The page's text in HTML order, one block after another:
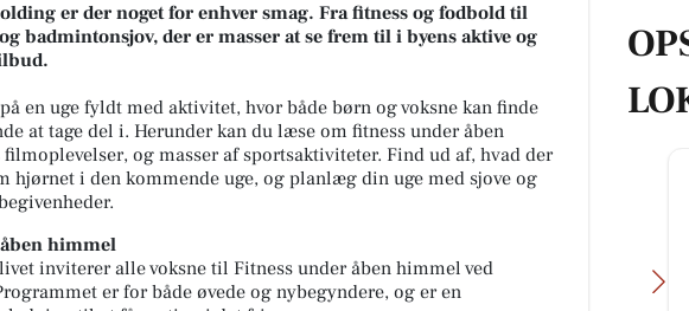
er der noget for enhver smag. Fra fitness og fodbold til
badmintonsjov, der er masser at se frem til i byens aktive og
en uge fyldt med aktivitet, hvor både børn og voksne kan finde
at tage del i. Herunder kan du læse om fitness under åben
og masser af sportsaktiviteter. Find ud af, hvad der
hjørnet i den kommende uge, og planlæg din uge med sjove og
himmel
inviterer alle voksne til Fitness under åben himmel ved
er for både øvede og nybegyndere, og er en